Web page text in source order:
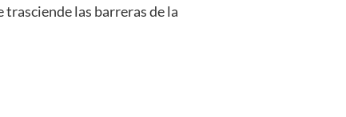
las barreras de la